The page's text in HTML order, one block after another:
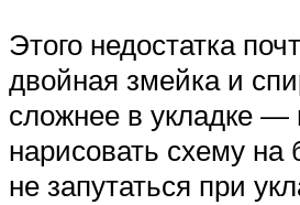
Этого недостатка
двойная змейка и
сложнее в укладке —
нарисовать схему на
не запутаться при